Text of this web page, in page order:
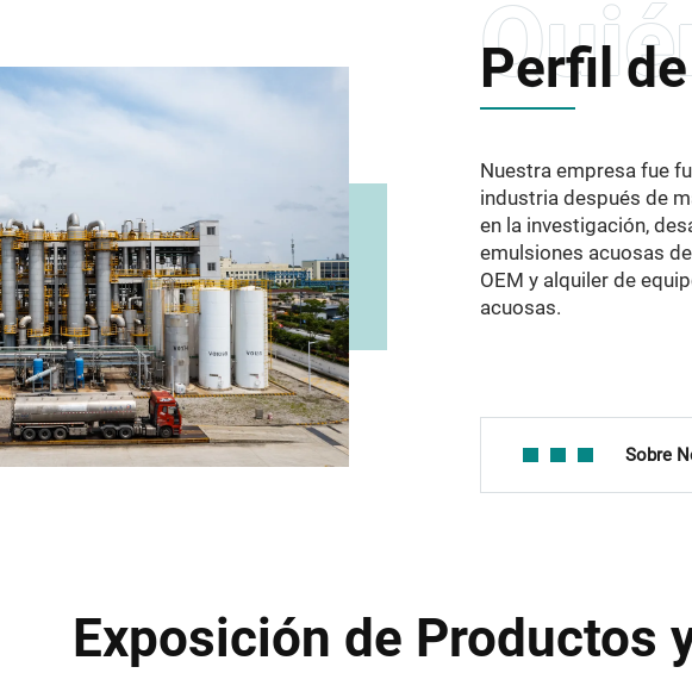
Perfil
Nuestra empresa fue
industria después de
en la investigación,
emulsiones acuosas
OEM y alquiler de
acuosas.
Sobre
Exposición de Productos